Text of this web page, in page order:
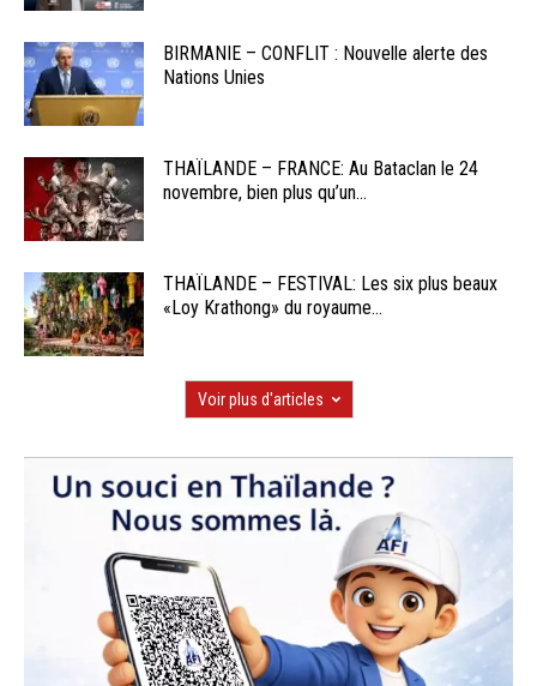
BIRMANIE – CONFLIT : Nouvelle alerte des
Nations Unies
THAÏLANDE – FRANCE: Au Bataclan le 24
novembre, bien plus qu’un...
THAÏLANDE – FESTIVAL: Les six plus beaux
«Loy Krathong» du royaume...
Voir plus d'articles